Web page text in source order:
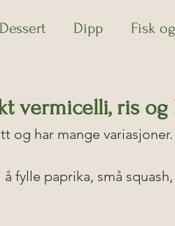
Dessert Dipp Fisk
Populær Salat
vermicelli, ris
og har mange variasjoner.
fylle paprika, små